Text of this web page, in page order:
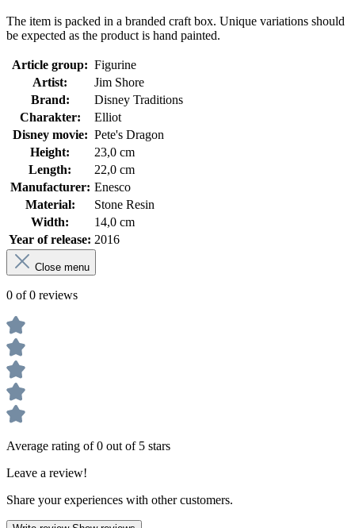
The item is packed in a branded craft box. Unique variations should
be expected as the product is hand painted.
Article group: Figurine
Artist:
Jim Shore
Brand:
Disney Traditions
Charakter:
Elliot
Disney movie: Pete's Dragon
Height:
23,0 cm
Length:
22,0 cm
Manufacturer: Enesco
Material:
Stone Resin
Width:
14,0 cm
Year of release: 2016
Close menu
0 of 0 reviews
Average rating of 0 out of 5 stars
Leave a review!
Share your experiences with other customers.